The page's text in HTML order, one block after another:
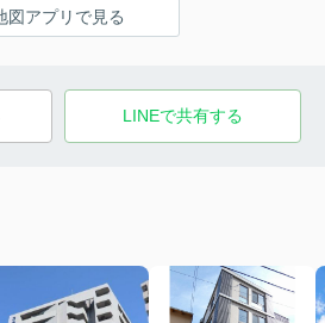
図アプリで見る
LINEで共有する